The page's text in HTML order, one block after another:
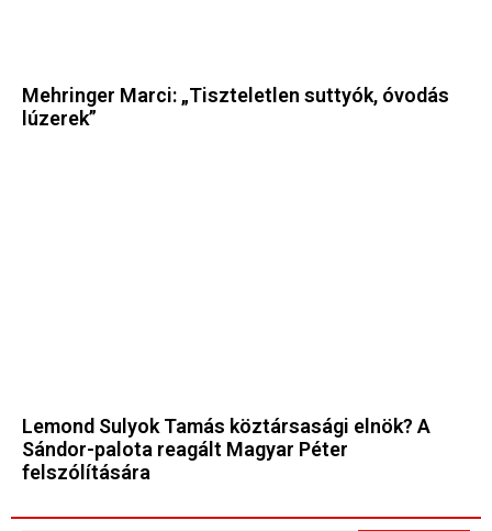
Mehringer Marci: „Tiszteletlen suttyók, óvodás
lúzerek”
Lemond Sulyok Tamás köztársasági elnök? A
Sándor-palota reagált Magyar Péter
felszólítására